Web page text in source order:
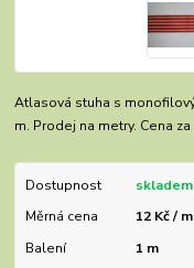
Atlasová stuha s
m. Prodej na metry. Cena za
Dostupnost
skladem
Měrná cena
12 Kč / m
Balení
1 m